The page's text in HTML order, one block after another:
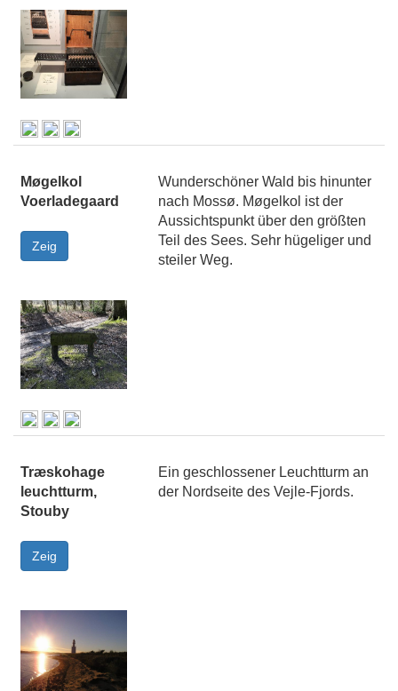
Møgelkol
Voerladegaard
Wunderschöner Wald bis hinunter
nach Mossø. Møgelkol ist der
Aussichtspunkt über den größten
Teil des Sees. Sehr hügeliger und
steiler Weg.
Træskohage
leuchtturm,
Stouby
Ein geschlossener Leuchtturm an
der Nordseite des Vejle-Fjords.